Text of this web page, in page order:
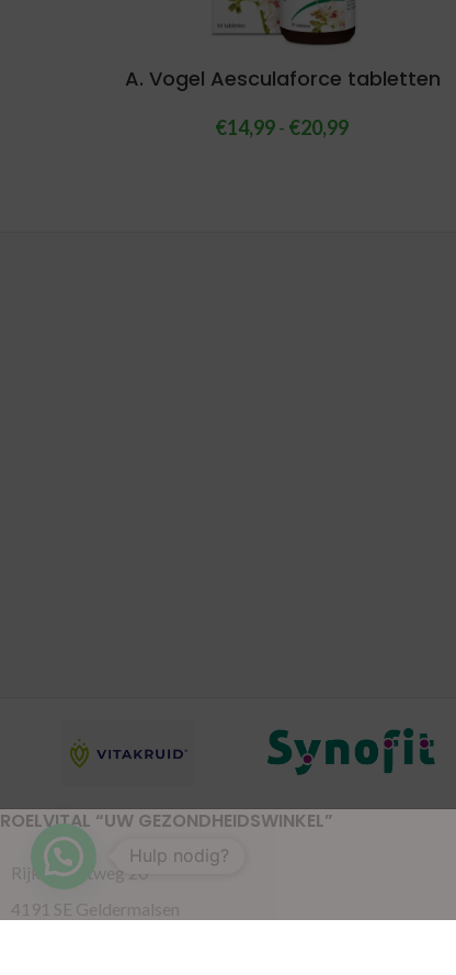
A. Vogel Aesculaforce tabletten
€14,99- €20,99
ROELVITAL “UW GEZONDHEIDSWINKEL”
Rijksstraatweg 20
4191 SE Geldermalsen
Hulp nodig?